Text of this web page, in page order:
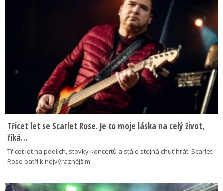
Třicet let se Scarlet Rose. Je to moje láska na celý život,
říká…
Třicet let na pódiích, stovky koncertů a stále stejná chuť hrát. Scarlet
Rose patří k nejvýraznějším…